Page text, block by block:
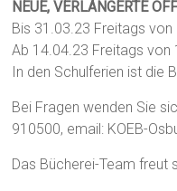
NEUE, VERLÄNGERTE
Bis 31.03.23 Freitags
Ab 14.04.23 Freitags von
In den Schulferien ist die
Bei Fragen wenden Sie
910500, email: KOEB-
Das Bücherei-Team freut